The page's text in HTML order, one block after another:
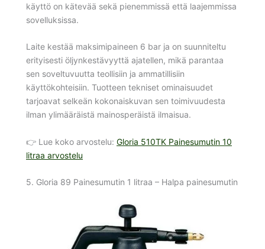
käyttö on kätevää sekä pienemmissä että laajemmissa
sovelluksissa.
Laite kestää maksimipaineen 6 bar ja on suunniteltu
erityisesti öljynkestävyyttä ajatellen, mikä parantaa
sen soveltuvuutta teollisiin ja ammatillisiin
käyttökohteisiin. Tuotteen tekniset ominaisuudet
tarjoavat selkeän kokonaiskuvan sen toimivuudesta
ilman ylimääräistä mainosperäistä ilmaisua.
👉 Lue koko arvostelu: Gloria 510TK Painesumutin 10
litraa arvostelu
5. Gloria 89 Painesumutin 1 litraa – Halpa painesumutin